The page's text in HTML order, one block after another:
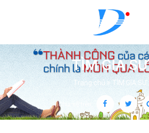
TÌM GIA SƯ
Trang chủ TÌM GIA SƯ
Chia sẻ trên: